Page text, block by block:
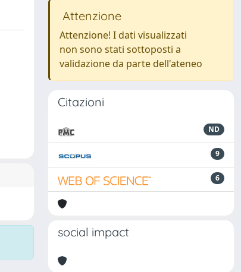
Attenzione
Attenzione! I dati visualizzati
non sono stati sottoposti a
validazione da parte dell'ateneo
Citazioni
ND
9
6
social impact